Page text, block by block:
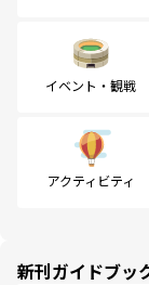
イベント・観戦
アクティビティ
新刊ガイドブッ